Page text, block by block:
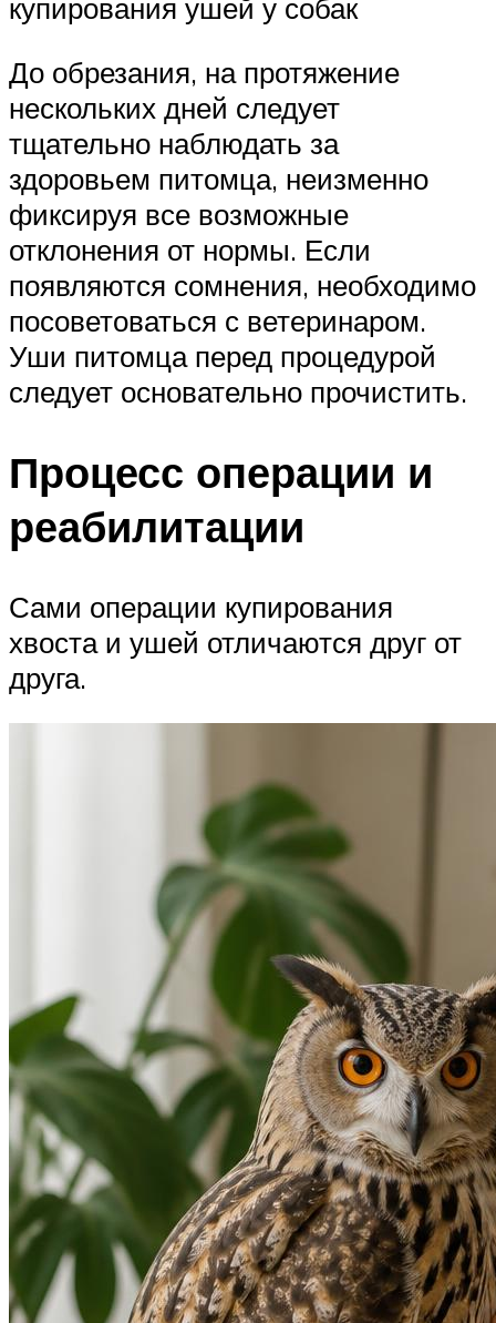
купирования ушей у собак
До обрезания, на протяжение
нескольких дней следует
тщательно наблюдать за
здоровьем питомца, неизменно
фиксируя все возможные
отклонения от нормы. Если
появляются сомнения, необходимо
посоветоваться с ветеринаром.
Уши питомца перед процедурой
следует основательно прочистить.
Процесс операции и
реабилитации
Сами операции купирования
хвоста и ушей отличаются друг от
друга.